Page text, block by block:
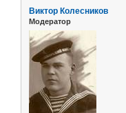
Виктор Колесников
Модератор